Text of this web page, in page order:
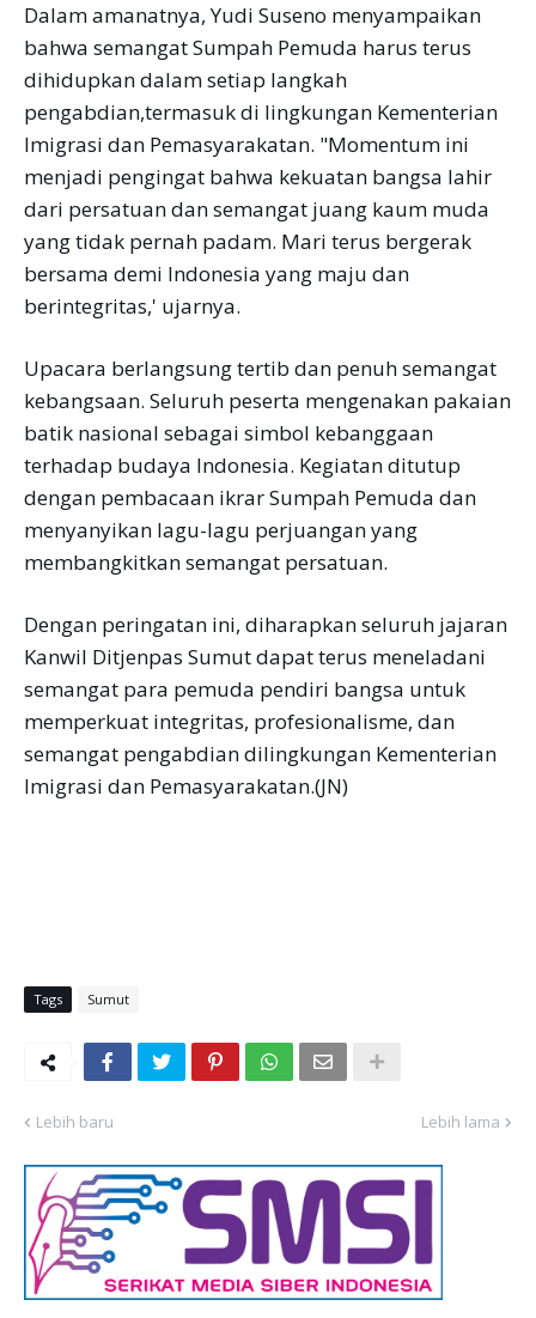
Dalam amanatnya, Yudi Suseno menyampaikan
bahwa semangat Sumpah Pemuda harus terus
dihidupkan dalam setiap langkah
pengabdian,termasuk di lingkungan Kementerian
Imigrasi dan Pemasyarakatan. "Momentum ini
menjadi pengingat bahwa kekuatan bangsa lahir
dari persatuan dan semangat juang kaum muda
yang tidak pernah padam. Mari terus bergerak
bersama demi Indonesia yang maju dan
berintegritas,' ujarnya.
Upacara berlangsung tertib dan penuh semangat
kebangsaan. Seluruh peserta mengenakan pakaian
batik nasional sebagai simbol kebanggaan
terhadap budaya Indonesia. Kegiatan ditutup
dengan pembacaan ikrar Sumpah Pemuda dan
menyanyikan lagu-lagu perjuangan yang
membangkitkan semangat persatuan.
Dengan peringatan ini, diharapkan seluruh jajaran
Kanwil Ditjenpas Sumut dapat terus meneladani
semangat para pemuda pendiri bangsa untuk
memperkuat integritas, profesionalisme, dan
semangat pengabdian dilingkungan Kementerian
Imigrasi dan Pemasyarakatan.(JN)
Tags Sumut
Lebih baru Lebih lama